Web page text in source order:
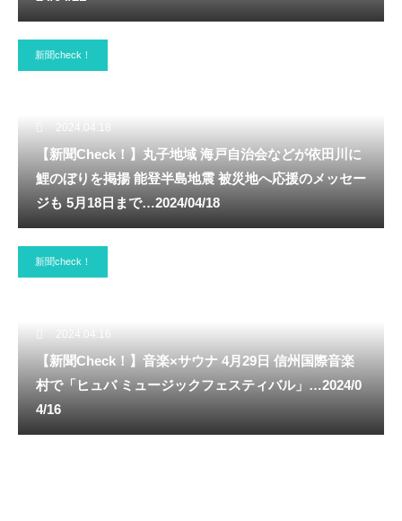
新聞check！
2024.04.18
【新聞Check！】丸子地域 海戸自治会などが依田川に
鯉のぼりを掲揚 能登半島地震 被災地へ応援のメッセー
ジも 5月18日まで…2024/04/18
新聞check！
2024.04.16
【新聞Check！】音楽×サウナ 4月29日 信州国際音楽
村で「ヒュバ ミュージックフェスティバル」…2024/0
4/16